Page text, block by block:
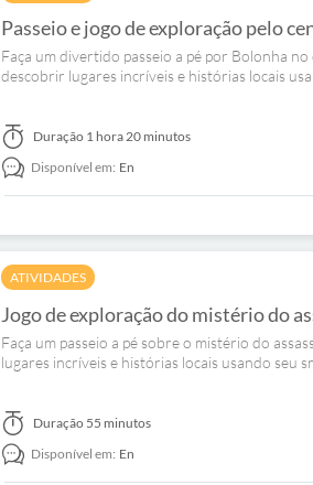
Passeio e jogo de exploração pelo
Faça um divertido passeio a pé por Bolonha
descobrir lugares incríveis e histórias locais
Duração 1 hora 20 minutos
Disponível em: En
ATIVIDADES
Jogo de exploração do mistério do
Faça um passeio a pé sobre o mistério do
lugares incríveis e histórias locais usando seu
Duração 55 minutos
Disponível em: En